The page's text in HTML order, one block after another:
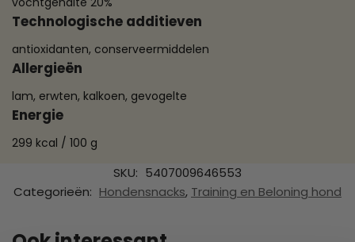
Technologische additieven
antioxidanten, conserveermiddelen
Allergieën
lam, erwten, kalkoen, gevogelte
Energie
299 kcal / 100 g
SKU: 5407009646553
Categorieën: Hondensnacks, Training en Beloning hond